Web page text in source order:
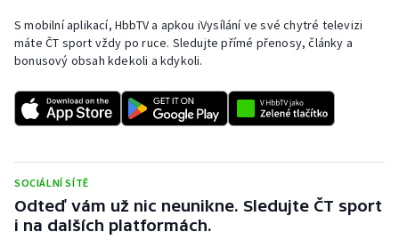
Short track
Sportovní střelba
Triatlon
Veslování
S mobilní aplikací, HbbTV a apkou iVysílání ve své chytré televizi
máte ČT sport vždy po ruce. Sledujte přímé přenosy, články a
bonusový obsah kdekoli a kdykoli.
SOCIÁLNÍ SÍTĚ
Odteď vám už nic neunikne. Sledujte ČT sport
i na dalších platformách.